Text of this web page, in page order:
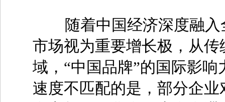
随着中国经济深度融入
市场视为重要增长极，从
域，“中国品牌”的国际影
速度不匹配的是，部分企